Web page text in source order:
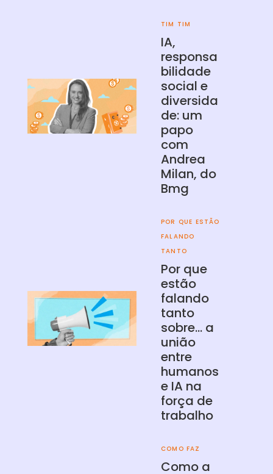
IA,
responsa
bilidade
social e
diversida
de: um
papo
com
Andrea
Milan, do
Bmg
TIM TIM
Por que
estão
falando
tanto
sobre… a
união
entre
humanos
e IA na
força de
trabalho
POR QUE ESTÃO
FALANDO
TANTO
Como a
COMO FAZ